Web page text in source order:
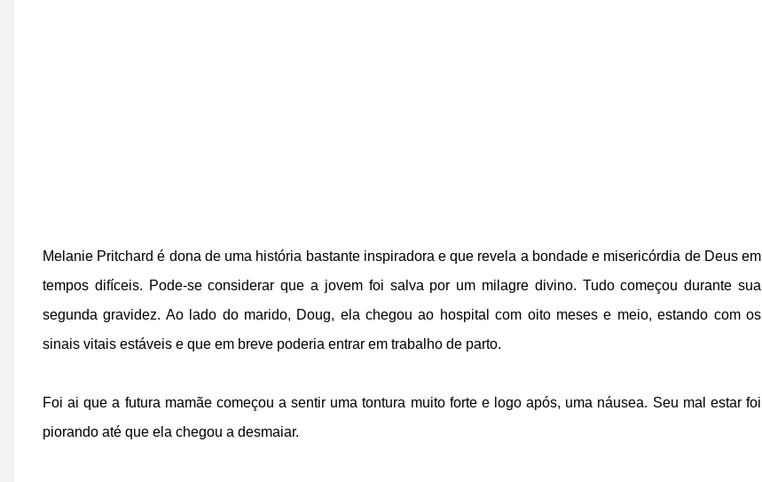
Melanie Pritchard é dona de uma história bastante inspiradora e que revela a bondade e misericórdia de Deus em
tempos difíceis. Pode-se considerar que a jovem foi salva por um milagre divino. Tudo começou durante sua
segunda gravidez. Ao lado do marido, Doug, ela chegou ao hospital com oito meses e meio, estando com os
sinais vitais estáveis e que em breve poderia entrar em trabalho de parto.
Foi ai que a futura mamãe começou a sentir uma tontura muito forte e logo após, uma náusea. Seu mal estar foi
piorando até que ela chegou a desmaiar.